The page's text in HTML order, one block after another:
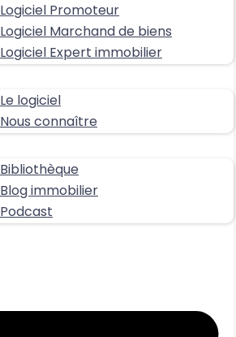
Logiciel Promoteur
Logiciel Marchand de biens
Logiciel Expert immobilier
Le logiciel
Nous connaître
Bibliothèque
Blog immobilier
Podcast